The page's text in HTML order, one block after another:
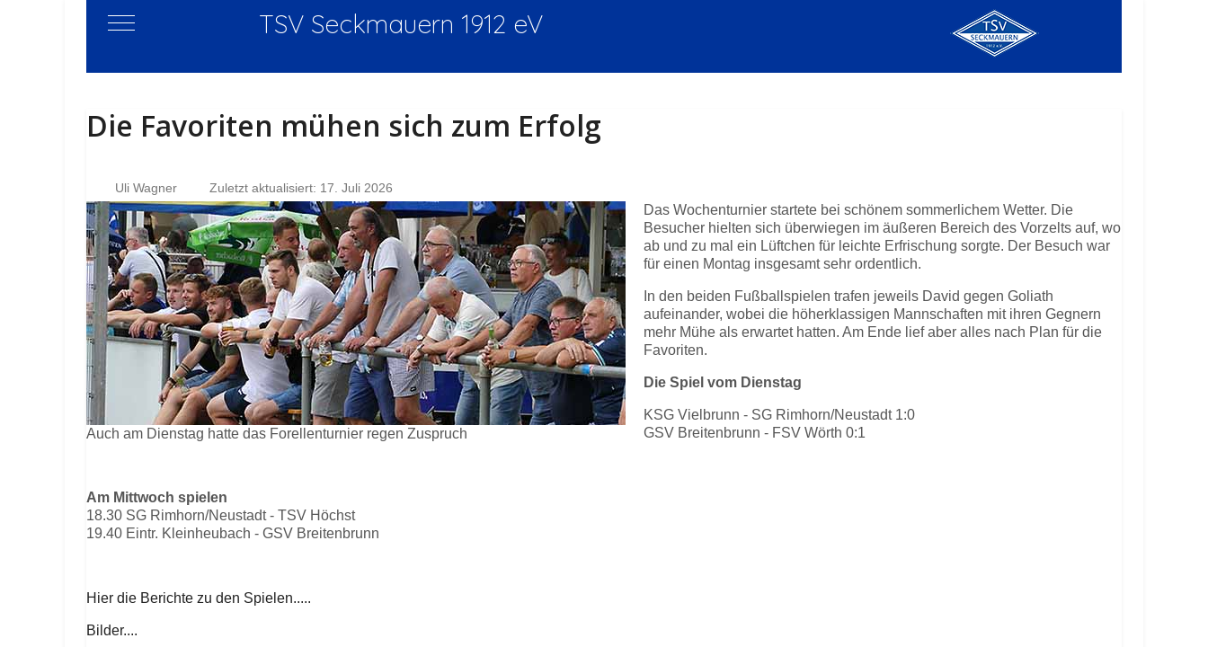
Mobile Menu Toggle TSV Seckmauern 1912 eV
Die Favoriten mühen sich zum Erfolg
Uli Wagner Zuletzt aktualisiert: 17. Juli 2026
Auch am Dienstag hatte das Forellenturnier regen Zuspruch
Das Wochenturnier startete bei schönem sommerlichem Wetter. Die
Besucher hielten sich überwiegen im äußeren Bereich des Vorzelts auf, wo
ab und zu mal ein Lüftchen für leichte Erfrischung sorgte. Der Besuch war
für einen Montag insgesamt sehr ordentlich.
In den beiden Fußballspielen trafen jeweils David gegen Goliath
aufeinander, wobei die höherklassigen Mannschaften mit ihren Gegnern
mehr Mühe als erwartet hatten. Am Ende lief aber alles nach Plan für die
Favoriten.
Die Spiel vom Dienstag
KSG Vielbrunn - SG Rimhorn/Neustadt 1:0
GSV Breitenbrunn - FSV Wörth 0:1
Am Mittwoch spielen
18.30 SG Rimhorn/Neustadt - TSV Höchst
19.40 Eintr. Kleinheubach - GSV Breitenbrunn
Hier die Berichte zu den Spielen.....
Bilder....